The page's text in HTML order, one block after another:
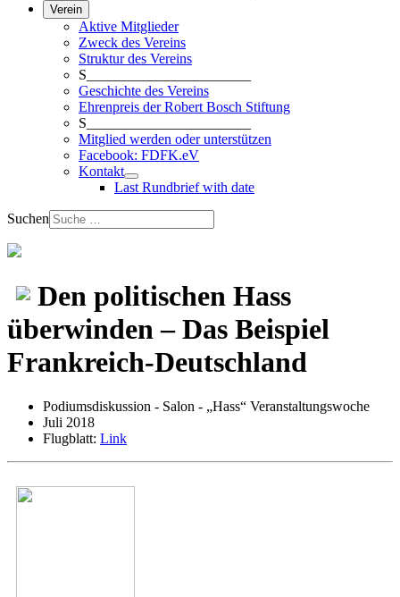
Verein
Aktive Mitglieder
Zweck des Vereins
Struktur des Vereins
S_______________________
Geschichte des Vereins
Ehrenpreis der Robert Bosch Stiftung
S_______________________
Mitglied werden oder unterstützen
Facebook: FDFK.eV
Kontakt
Last Rundbrief with date
Suchen
Den politischen Hass
überwinden – Das Beispiel
Frankreich-Deutschland
Podiumsdiskussion - Salon - „Hass“ Veranstaltungswoche
Juli 2018
Flugblatt: Link